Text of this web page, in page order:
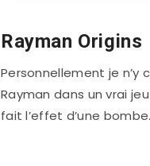
Rayman Origins
Personnellement je n’y
Rayman dans un vrai
fait l’effet d’une